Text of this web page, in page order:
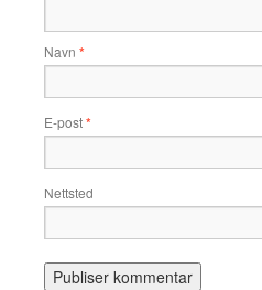
Navn *
E-post*
Nettsted